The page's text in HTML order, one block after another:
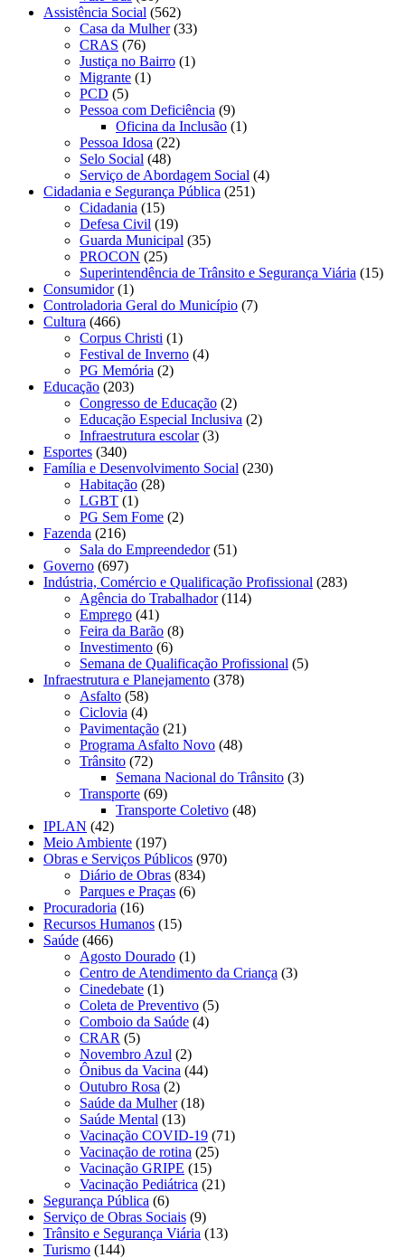
Assistência Social (562)
Casa da Mulher(33)
CRAS (76)
Justiça no Bairro (1)
Migrante (1)
PCD (5)
Pessoa com Deficiência (9)
Oficina da Inclusão (1)
Pessoa Idosa (22)
Selo Social (48)
Serviço de Abordagem Social (4)
Cidadania e Segurança Pública (251)
Cidadania (15)
Defesa Civil (19)
Guarda Municipal (35)
PROCON (25)
Superintendência de Trânsito e Segurança Viária (15)
Consumidor(1)
Controladoria Geral do Município (7)
Cultura (466)
Corpus Christi (1)
Festival de Inverno (4)
PG Memória (2)
Educação (203)
Congresso de Educação (2)
Educação Especial Inclusiva (2)
Infraestrutura escolar(3)
Esportes (340)
Família e Desenvolvimento Social (230)
Habitação (28)
LGBT (1)
PG Sem Fome (2)
Fazenda (216)
Sala do Empreendedor(51)
Governo (697)
Indústria, Comércio e Qualificação Profissional (283)
Agência do Trabalhador(114)
Emprego (41)
Feira da Barão (8)
Investimento (6)
Semana de Qualificação Profissional (5)
Infraestrutura e Planejamento (378)
Asfalto (58)
Ciclovia (4)
Pavimentação (21)
Programa Asfalto Novo (48)
Trânsito (72)
Semana Nacional do Trânsito (3)
Transporte (69)
Transporte Coletivo (48)
IPLAN (42)
Meio Ambiente (197)
Obras e Serviços Públicos (970)
Diário de Obras (834)
Parques e Praças (6)
Procuradoria (16)
Recursos Humanos (15)
Saúde (466)
Agosto Dourado (1)
Centro de Atendimento da Criança (3)
Cinedebate (1)
Coleta de Preventivo (5)
Comboio da Saúde (4)
CRAR (5)
Novembro Azul (2)
Ônibus da Vacina (44)
Outubro Rosa (2)
Saúde da Mulher(18)
Saúde Mental (13)
Vacinação COVID-19 (71)
Vacinação de rotina (25)
Vacinação GRIPE (15)
Vacinação Pediátrica (21)
Segurança Pública (6)
Serviço de Obras Sociais (9)
Trânsito e Segurança Viária (13)
Turismo (144)